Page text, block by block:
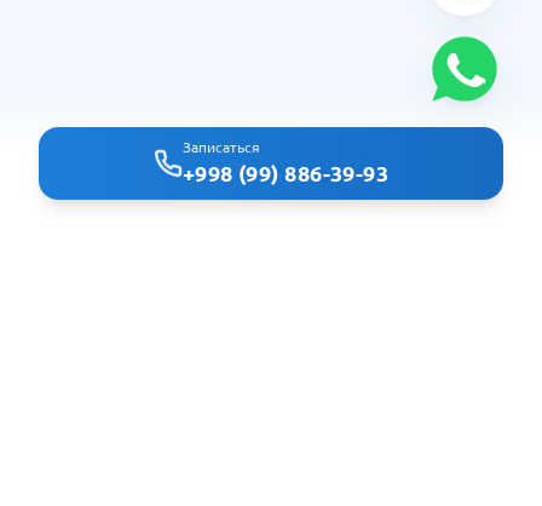
Записаться
+998 (99) 886-39-93